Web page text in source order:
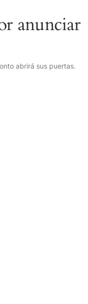
anunciar
abrirá sus puertas.